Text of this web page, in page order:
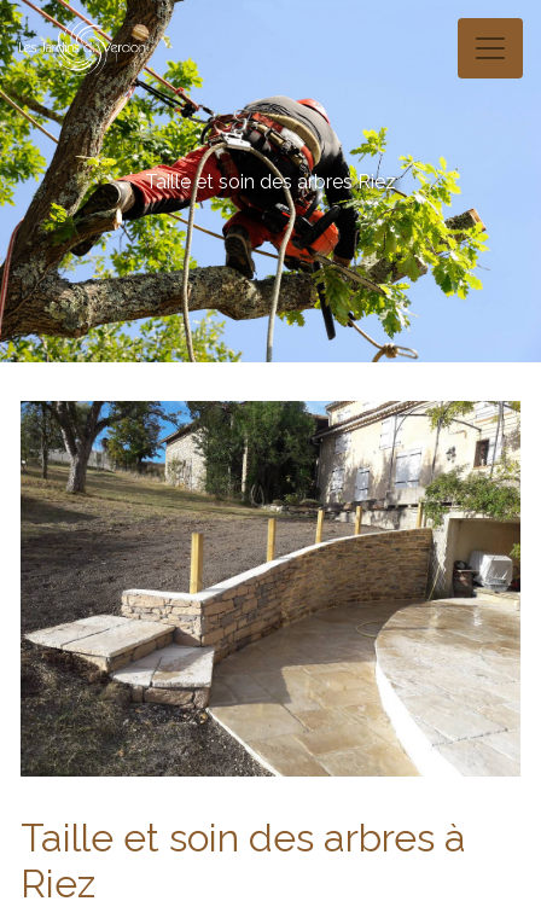
Panneau de gestion des cookies
Taille et soin des arbres Riez
Taille et soin des arbres à
Riez